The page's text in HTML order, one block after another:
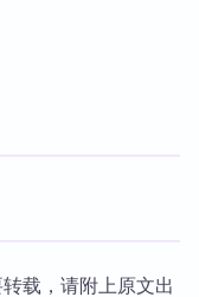
载，请附上原文出